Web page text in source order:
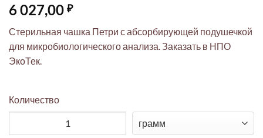
6 027,00 ₽
Стерильная чашка Петри с абсорбирующей подушечкой
для микробиологического анализа. Заказать в НПО
ЭкоТек.
Количество